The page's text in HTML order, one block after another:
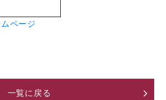
ページ
一覧に戻る